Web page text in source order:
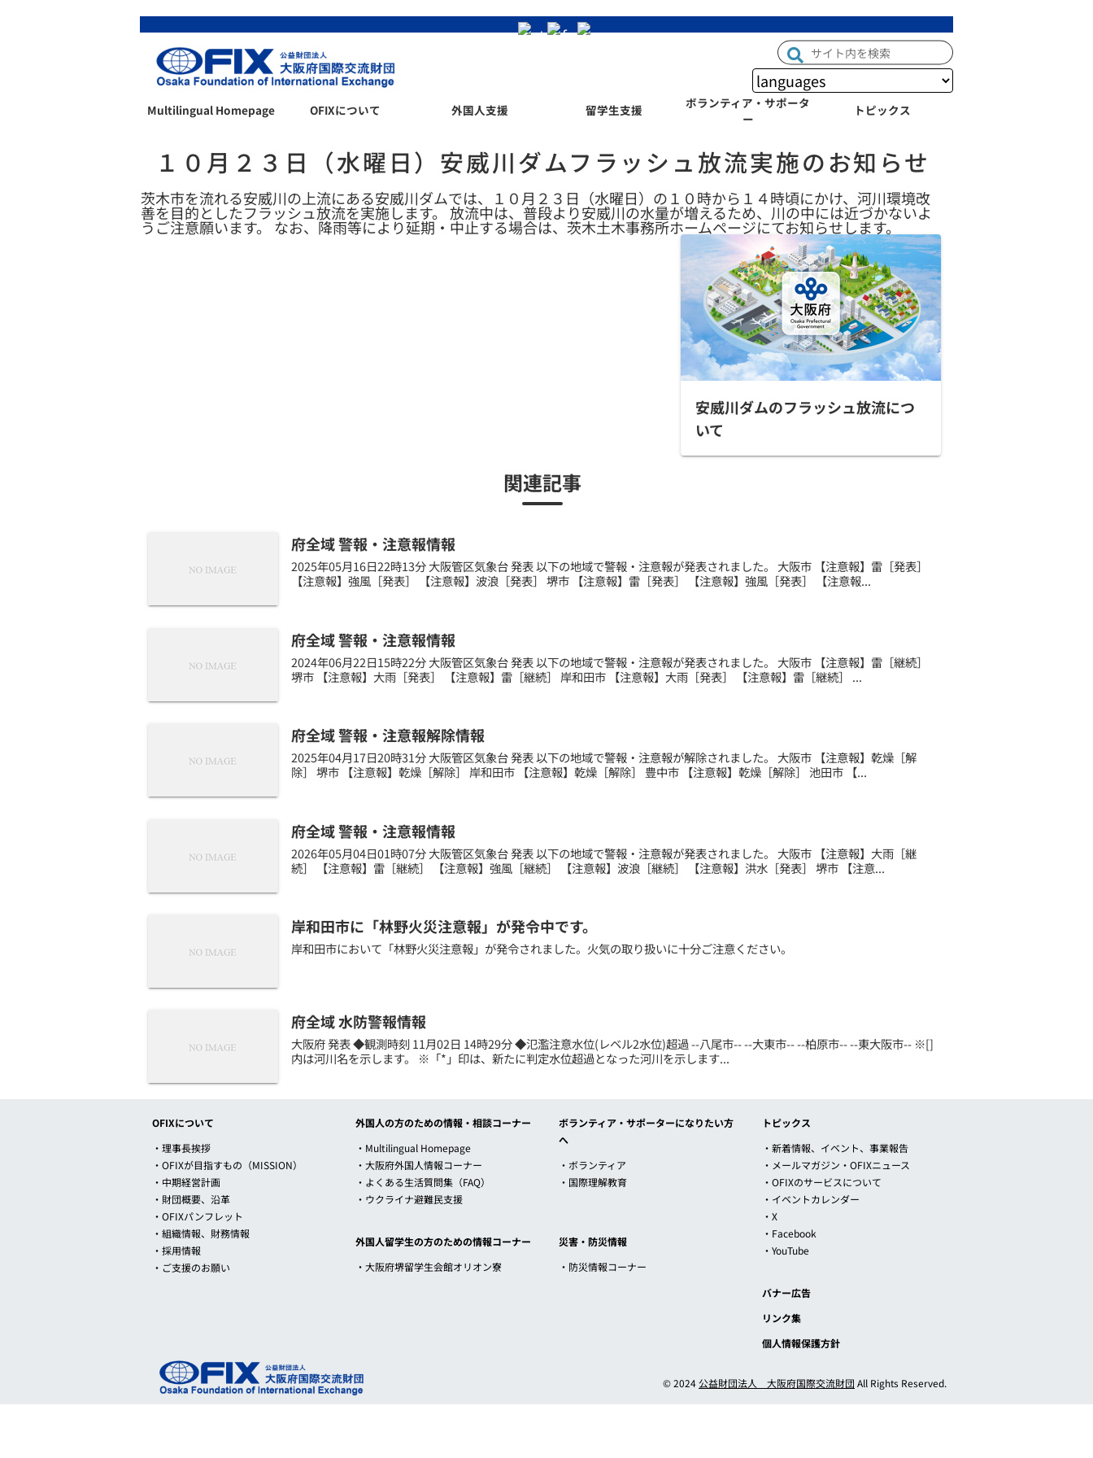
Multilingual Homepage OFIXについて 外国人支援 留学生支援
ボランティア・サポータ
ー
トピックス
１０月２３日（水曜日）安威川ダムフラッシュ放流実施のお知らせ
茨木市を流れる安威川の上流にある安威川ダムでは、１０月２３日（水曜日）の１０時から１４時頃にかけ、河川環境改
善を目的としたフラッシュ放流を実施します。 放流中は、普段より安威川の水量が増えるため、川の中には近づかないよ
うご注意願います。 なお、降雨等により延期・中止する場合は、茨木土木事務所ホームページにてお知らせします。
安威川ダムのフラッシュ放流につ
いて
関連記事
府全域 警報・注意報情報
2025年05月16日22時13分 大阪管区気象台 発表 以下の地域で警報・注意報が発表されました。 大阪市 【注意報】雷［発表］
【注意報】強風［発表］ 【注意報】波浪［発表］ 堺市 【注意報】雷［発表］ 【注意報】強風［発表］ 【注意報...
府全域 警報・注意報情報
2024年06月22日15時22分 大阪管区気象台 発表 以下の地域で警報・注意報が発表されました。 大阪市 【注意報】雷［継続］
堺市 【注意報】大雨［発表］ 【注意報】雷［継続］ 岸和田市 【注意報】大雨［発表］ 【注意報】雷［継続］ ...
府全域 警報・注意報解除情報
2025年04月17日20時31分 大阪管区気象台 発表 以下の地域で警報・注意報が解除されました。 大阪市 【注意報】乾燥［解
除］ 堺市 【注意報】乾燥［解除］ 岸和田市 【注意報】乾燥［解除］ 豊中市 【注意報】乾燥［解除］ 池田市 【...
府全域 警報・注意報情報
2026年05月04日01時07分 大阪管区気象台 発表 以下の地域で警報・注意報が発表されました。 大阪市 【注意報】大雨［継
続］ 【注意報】雷［継続］ 【注意報】強風［継続］ 【注意報】波浪［継続］ 【注意報】洪水［発表］ 堺市 【注意...
岸和田市に「林野火災注意報」が発令中です。
岸和田市において「林野火災注意報」が発令されました。火気の取り扱いに十分ご注意ください。
府全域 水防警報情報
大阪府 発表 ◆観測時刻 11月02日 14時29分 ◆氾濫注意水位(レベル2水位)超過 --八尾市-- --大東市-- --柏原市-- --東大阪市-- ※[]
内は河川名を示します。 ※「*」印は、新たに判定水位超過となった河川を示します...
OFIXについて
・理事長挨拶
・OFIXが目指すもの（MISSION）
・中期経営計画
・財団概要、沿革
・OFIXパンフレット
・組織情報、財務情報
・採用情報
・ご支援のお願い
外国人の方のための情報・相談コーナー
・Multilingual Homepage
・大阪府外国人情報コーナー
・よくある生活質問集（FAQ）
・ウクライナ避難民支援
外国人留学生の方のための情報コーナー
・大阪府堺留学生会館オリオン寮
ボランティア・サポーターになりたい方
へ
・ボランティア
・国際理解教育
災害・防災情報
・防災情報コーナー
トピックス
・新着情報、イベント、事業報告
・メールマガジン・OFIXニュース
・OFIXのサービスについて
・イベントカレンダー
・X
・Facebook
・YouTube
バナー広告
リンク集
個人情報保護方針
© 2024公益財団法人 大阪府国際交流財団 All Rights Reserved.